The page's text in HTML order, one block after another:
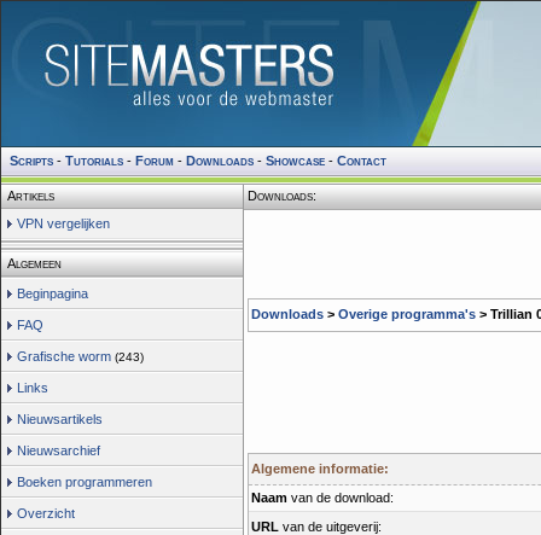
Scripts - Tutorials - Forum - Downloads - Showcase - Contact
Artikels
VPN vergelijken
Algemeen
Beginpagina
FAQ
Grafische worm (243)
Links
Nieuwsartikels
Nieuwsarchief
Boeken programmeren
Overzicht
Downloads:
Downloads > Overige programma's > Trillian
Algemene informatie:
Naam van de download:
URL van de uitgeverij: